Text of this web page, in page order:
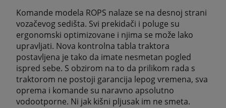
Komande modela ROPS nalaze se na desnoj strani
vozačevog sedišta. Svi prekidači i poluge su
ergonomski optimizovane i njima se može lako
upravljati. Nova kontrolna tabla traktora
postavljena je tako da imate nesmetan pogled
ispred sebe. S obzirom na to da prilikom rada s
traktorom ne postoji garancija lepog vremena, sva
oprema i komande su naravno apsolutno
vodootporne. Ni jak kišni pljusak im ne smeta.